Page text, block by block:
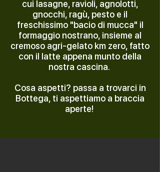
cui lasagne, ravioli, agnolotti,
gnocchi, ragù, pesto e il
freschissimo "bacio di mucca" il
formaggio nostrano, insieme al
cremoso agri-gelato km zero, fatto
con il latte appena munto della
nostra cascina.
Cosa aspetti? passa a trovarci in
Bottega, ti aspettiamo a braccia
aperte!